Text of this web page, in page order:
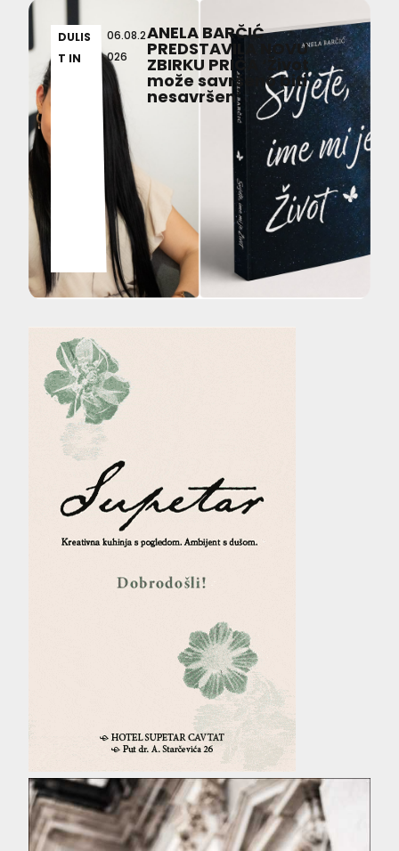
DULIS
T IN
06.08.2
026
ANELA BARČIĆ
PREDSTAVILA NOVU
ZBIRKU PRIČA ‘Život
može savršeno biti
nesavršen’